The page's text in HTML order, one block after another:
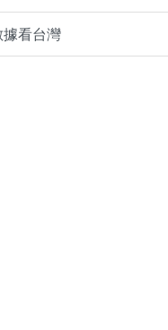
據看台灣